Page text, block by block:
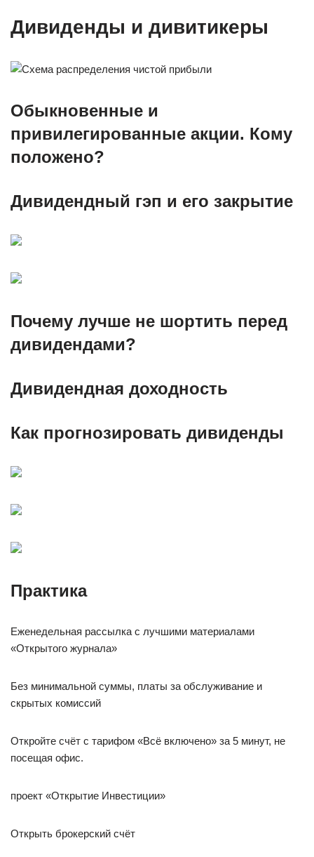
Дивиденды и дивитикеры
Обыкновенные и
привилегированные акции. Кому
положено?
Дивидендный гэп и его закрытие
Почему лучше не шортить перед
дивидендами?
Дивидендная доходность
Как прогнозировать дивиденды
Практика
Еженедельная рассылка с лучшими материалами
«Открытого журнала»
Без минимальной суммы, платы за обслуживание и
скрытых комиссий
Откройте счёт с тарифом «Всё включено» за 5 минут, не
посещая офис.
проект «Открытие Инвестиции»
Открыть брокерский счёт